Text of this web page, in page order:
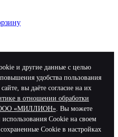
и другие данные с целью
удобства пользования
вы даёте согласие на их
в отношении обработки
ООО «МИЛЛИОН». Вы можете
использования Cookie на своем
Cookie в настройках